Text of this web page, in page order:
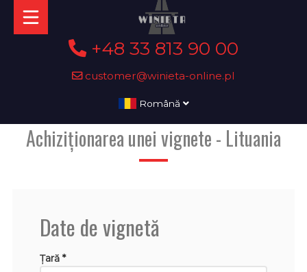
+48 33 813 90 00
customer@winieta-online.pl
Română
Achiziționarea unei vignete - Lituania
Date de vignetă
Țară *